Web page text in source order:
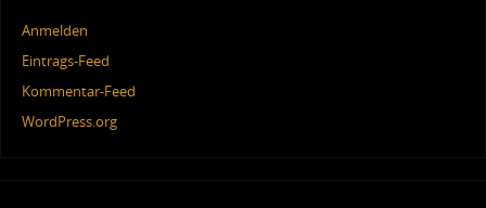
Anmelden
Eintrags-Feed
Kommentar-Feed
WordPress.org